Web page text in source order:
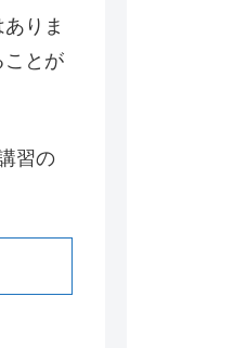
りま
ことが
習の